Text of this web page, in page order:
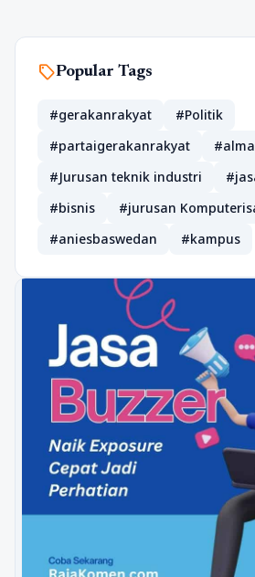
sellPopular Tags
#gerakanrakyat
#Politik
#partaigerakanrakyat
#Jurusan teknik industri
#bisnis
#jurusan
#aniesbaswedan
#kampus